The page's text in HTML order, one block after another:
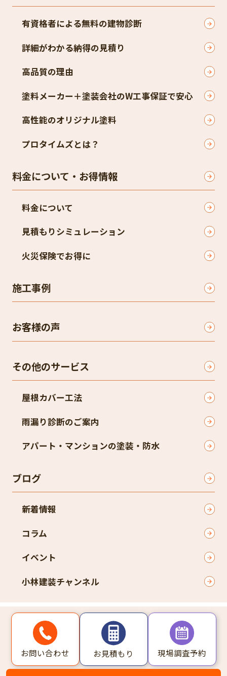
有資格者による無料の建物診断
詳細がわかる納得の見積り
高品質の理由
塗料メーカー＋塗装会社のW工事保証で安心
高性能のオリジナル塗料
プロタイムズとは？
料金について・お得情報
料金について
見積もりシミュレーション
火災保険でお得に
施工事例
お客様の声
その他のサービス
屋根カバー工法
雨漏り診断のご案内
アパート・マンションの塗装・防水
ブログ
新着情報
コラム
イベント
小林建装チャンネル
〒574-0055 大阪府大東市新田本町2-33
TEL072-813-5421
Copyright © 2025 プロタイムズ大東店 All Rights Reserved.
お問い合わせ お見積もり 現場調査予約